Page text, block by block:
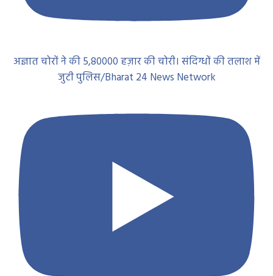
अज्ञात चोरों ने की 5,80000 हज़ार की चोरी। संदिग्धों की तलाश में
जुटी पुलिस/Bharat 24 News Network